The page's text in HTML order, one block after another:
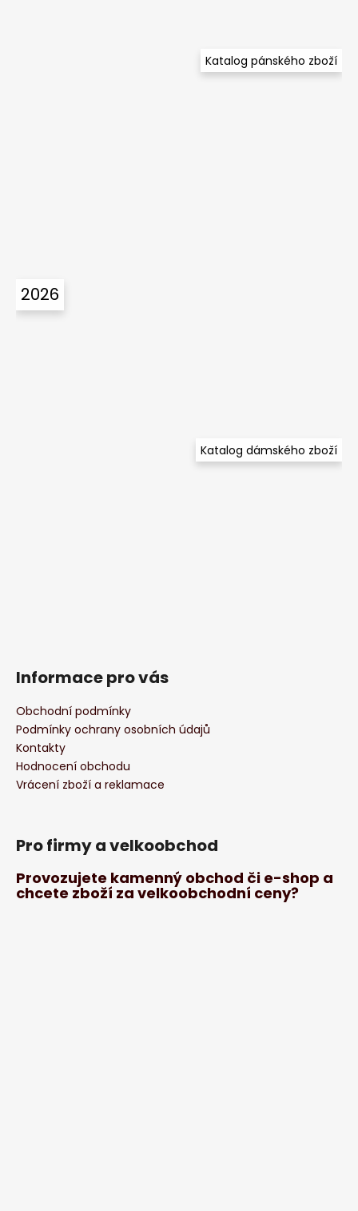
Katalog pánského zboží
2026
Katalog dámského zboží
Informace pro vás
Obchodní podmínky
Podmínky ochrany osobních údajů
Kontakty
Hodnocení obchodu
Vrácení zboží a reklamace
Pro firmy a velkoobchod
Provozujete kamenný obchod či e-shop a
chcete zboží za velkoobchodní ceny?